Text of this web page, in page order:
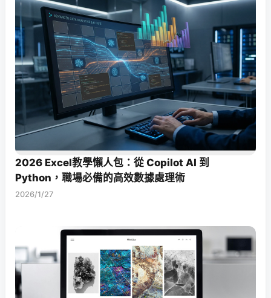
2026 Excel教學懶人包：從 Copilot AI 到
Python，職場必備的高效數據處理術
2026/1/27